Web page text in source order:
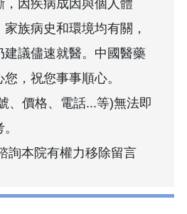
因疾病成因與個人體
族病史和環境均有關，
建議儘速就醫。中國醫藥
，祝您事事順心。
、價格、電話...等)無法即
詢本院有權力移除留言